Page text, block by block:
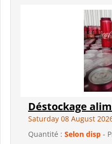
Déstockage
Saturday 08 August
Quantité : Selon disp -